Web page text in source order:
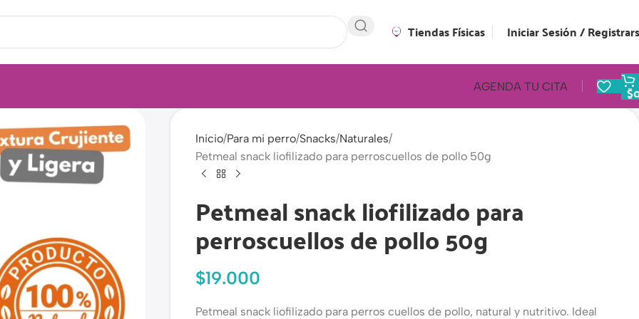
Tiendas Físicas Iniciar Sesión /
AGENDA TU CITA $
Inicio Para mi perro Snacks Naturales
Petmeal snack liofilizado para perroscuellos de pollo 50g
Petmeal snack liofilizado para
perroscuellos de pollo 50g
$19.000
Petmeal snack liofilizado para perros cuellos de pollo, natural y nutritivo. Ideal